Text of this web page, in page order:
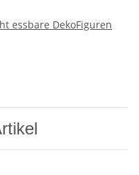
essbare DekoFiguren